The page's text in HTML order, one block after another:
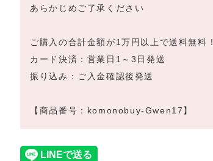
あらかじめご了承ください
ご購入の合計金額が1万円以上で送料無料！
カード決済：営業日1～3日発送
振り込み：ご入金確認後発送
【商品番号：komonobuy-Gwen17】